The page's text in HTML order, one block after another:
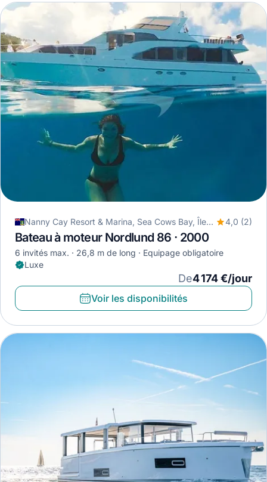
Nanny Cay Resort & Marina, Sea Cows Bay, Îles Vierges britanniques 4,0 (2)
Bateau à moteur Nordlund 86 · 2000
6 invités max. 26,8 m de long
Equipage obligatoire
Luxe
De4 174 €/jour
Voir les disponibilités